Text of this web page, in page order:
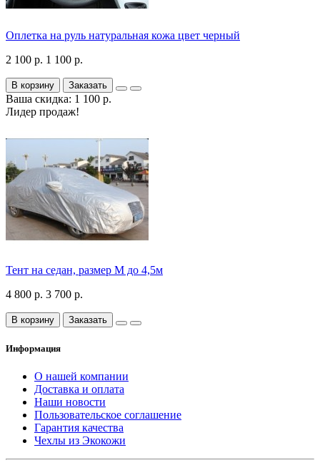
Оплетка на руль натуральная кожа цвет черный
2 100 р. 1 100 р.
В корзину Заказать
Ваша скидка: 1 100 р.
Лидер продаж!
Тент на седан, размер М до 4,5м
4 800 р. 3 700 р.
В корзину Заказать
Информация
О нашей компании
Доставка и оплата
Наши новости
Пользовательское соглашение
Гарантия качества
Чехлы из Экокожи